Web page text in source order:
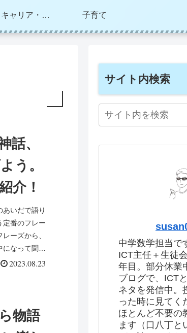
自己成長・キャリア・ライフプラン 子育て
話、
う。
介！
いだで語り
番のフレー
ーズから、
なって聞い
2023.08.23
物語
サイト内検索
中学数学担当で
ICT主任＋生徒
年目。部分休業
ブログで、ICT
ネタを発信中。
った時に見てく
ほとんど不要の
ます（口八丁と